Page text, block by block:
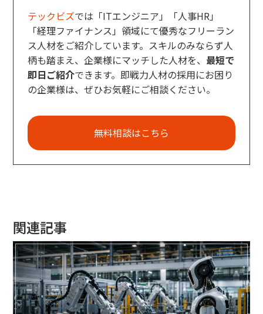
テックビズでは「ITエンジニア」「人事HR」
「経理ファイナンス」領域にて優秀なフリーラン
ス人材をご紹介しています。スキルのみならず人
柄も踏まえ、企業様にマッチした人材を、 最短で
即日ご紹介できます。即戦力人材の採用にお困り
の企業様は、ぜひお気軽にご相談ください。
無料相談はこちら
関連記事